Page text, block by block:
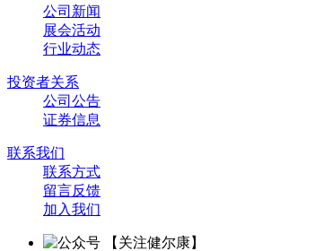
公司新闻
展会活动
行业动态
投资者关系
公司公告
证券信息
联系我们
联系方式
留言反馈
加入我们
【关注健尔康】